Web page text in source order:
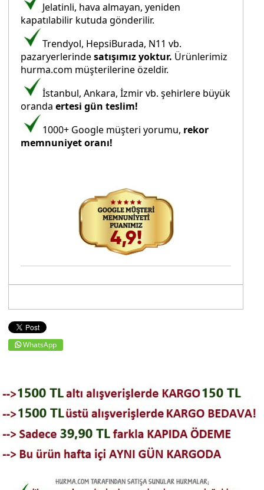
Jelatinli, hava almayan, yeniden
kapatılabilir kutuda gönderilir.
Trendyol, HepsiBurada, N11 vb.
pazaryerlerindesatışımız yoktur. Ürünlerimiz
hurma.com müşterilerine özeldir.
İstanbul, Ankara, İzmir vb. şehirlere büyük
orandaertesi gün teslim!
1000+ Google müşteri yorumu, rekor
memnuniyet oranı!
WhatsApp